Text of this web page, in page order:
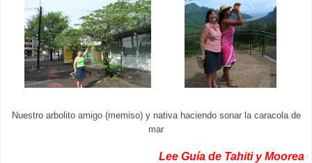
Nuestro arbolito amigo (memiso) y nativa haciendo sonar la caracola de
mar
Lee Guía de Tahiti y Moorea